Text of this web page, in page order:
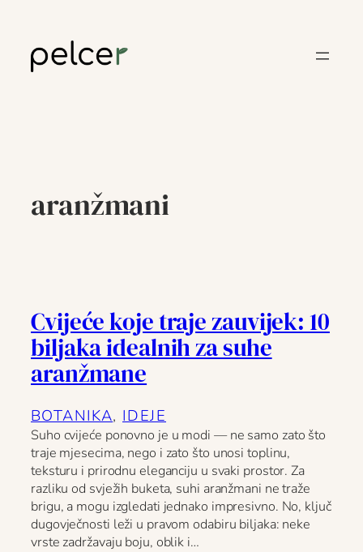
sadržaja
aranžmani
Cvijeće koje traje zauvijek: 10
biljaka idealnih za suhe
aranžmane
BOTANIKA, IDEJE
Suho cvijeće ponovno je u modi — ne samo zato što
traje mjesecima, nego i zato što unosi toplinu,
teksturu i prirodnu eleganciju u svaki prostor. Za
razliku od svježih buketa, suhi aranžmani ne traže
brigu, a mogu izgledati jednako impresivno. No, ključ
dugovječnosti leži u pravom odabiru biljaka: neke
vrste zadržavaju boju, oblik i…